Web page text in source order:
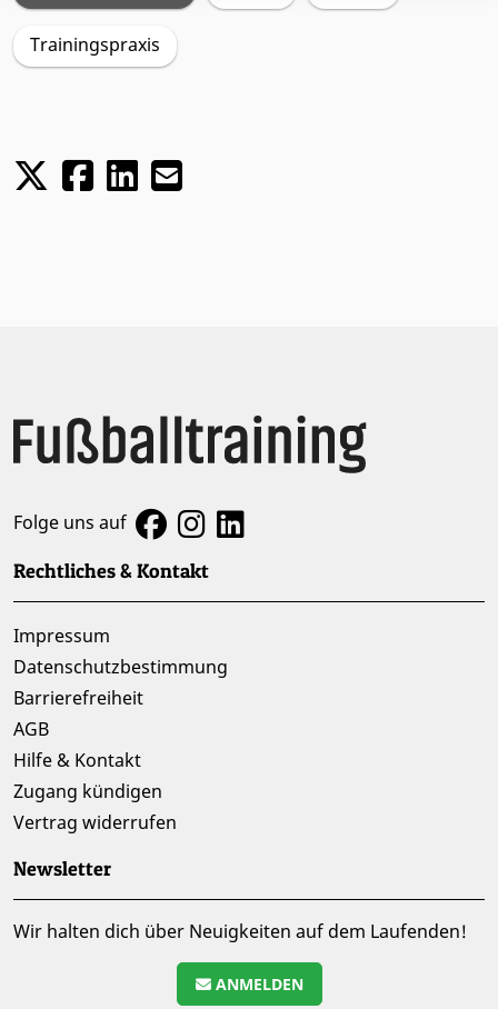
Trainingspraxis
Folge uns auf
Rechtliches & Kontakt
Impressum
Datenschutzbestimmung
Barrierefreiheit
AGB
Hilfe & Kontakt
Zugang kündigen
Vertrag widerrufen
Newsletter
Wir halten dich über Neuigkeiten auf dem Laufenden!
ANMELDEN